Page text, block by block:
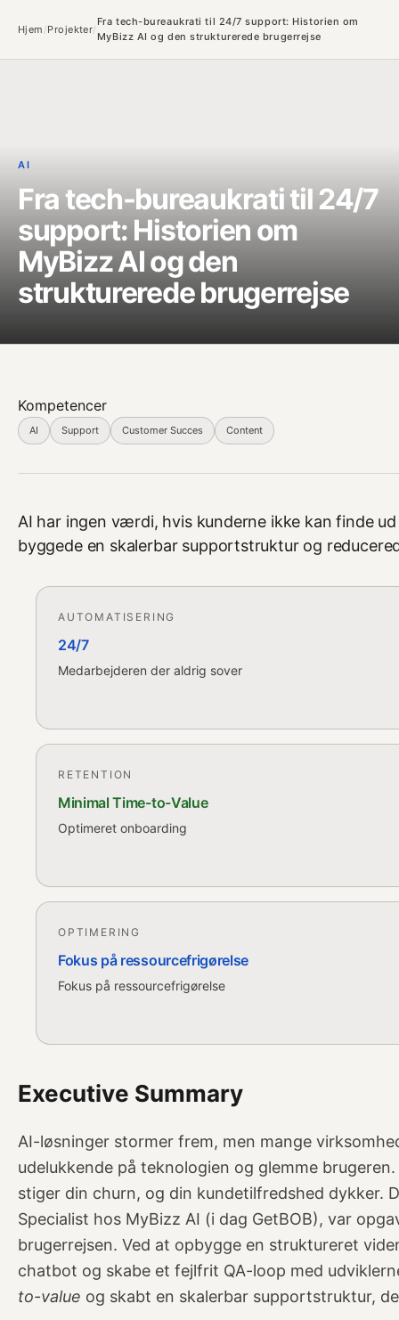
Hjem /Projekter/
Fra tech-bureaukrati til 24/7 support: Historien om
MyBizz AI og den strukturerede brugerrejse
AI
Fra tech-bureaukrati til 24/7
support: Historien om
MyBizz AI og den
strukturerede brugerrejse
Kompetencer
AI Support Customer Succes Content
AI har ingen værdi, hvis kunderne ikke kan finde
byggede en skalerbar supportstruktur og
AUTOMATISERING
24/7
Medarbejderen der aldrig sover
RETENTION
Minimal Time-to-Value
Optimeret onboarding
OPTIMERING
Fokus på ressourcefrigørelse
Fokus på ressourcefrigørelse
Executive Summary
AI-løsninger stormer frem, men mange
udelukkende på teknologien og glemme
stiger din churn, og din kundetilfredshed dykker.
Specialist hos MyBizz AI (i dag GetBOB), var
brugerrejsen. Ved at opbygge en struktureret
chatbot og skabe et fejlfrit QA-loop med
to-value og skabt en skalerbar supportstruktur,